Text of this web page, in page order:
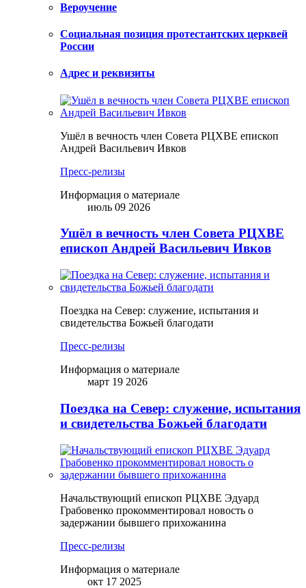
Вероучение
Социальная позиция протестантских церквей
России
Адрес и реквизиты
Ушёл в вечность член Совета РЦХВЕ епископ
Андрей Васильевич Ивков
Пресс-релизы
Информация о материале
июль 09 2026
Ушёл в вечность член Совета РЦХВЕ
епископ Андрей Васильевич Ивков
Поездка на Север: служение, испытания и
свидетельства Божьей благодати
Пресс-релизы
Информация о материале
март 19 2026
Поездка на Север: служение, испытания
и свидетельства Божьей благодати
Начальствующий епископ РЦХВЕ Эдуард
Грабовенко прокомментировал новость о
задержании бывшего прихожанина
Пресс-релизы
Информация о материале
окт 17 2025